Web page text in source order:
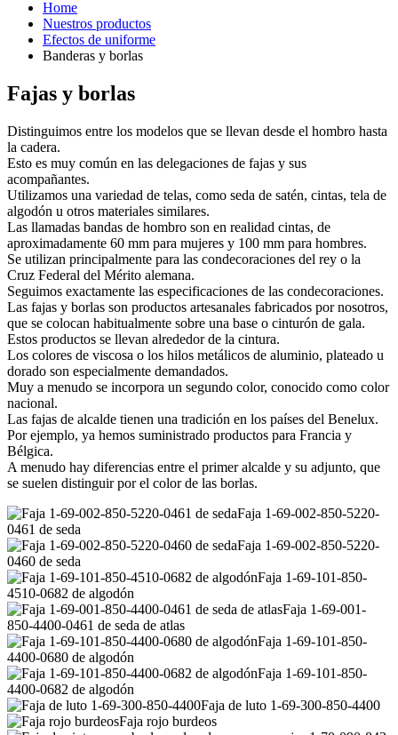
Home
Nuestros productos
Efectos de uniforme
Banderas y borlas
Fajas y borlas
Distinguimos entre los modelos que se llevan desde el hombro hasta
la cadera.
Esto es muy común en las delegaciones de fajas y sus
acompañantes.
Utilizamos una variedad de telas, como seda de satén, cintas, tela de
algodón u otros materiales similares.
Las llamadas bandas de hombro son en realidad cintas, de
aproximadamente 60 mm para mujeres y 100 mm para hombres.
Se utilizan principalmente para las condecoraciones del rey o la
Cruz Federal del Mérito alemana.
Seguimos exactamente las especificaciones de las condecoraciones.
Las fajas y borlas son productos artesanales fabricados por nosotros,
que se colocan habitualmente sobre una base o cinturón de gala.
Estos productos se llevan alrededor de la cintura.
Los colores de viscosa o los hilos metálicos de aluminio, plateado u
dorado son especialmente demandados.
Muy a menudo se incorpora un segundo color, conocido como color
nacional.
Las fajas de alcalde tienen una tradición en los países del Benelux.
Por ejemplo, ya hemos suministrado productos para Francia y
Bélgica.
A menudo hay diferencias entre el primer alcalde y su adjunto, que
se suelen distinguir por el color de las borlas.
Faja 1-69-002-850-5220-
0461 de seda
Faja 1-69-002-850-5220-
0460 de seda
Faja 1-69-101-850-
4510-0682 de algodón
Faja 1-69-001-
850-4400-0461 de seda de atlas
Faja 1-69-101-850-
4400-0680 de algodón
Faja 1-69-101-850-
4400-0682 de algodón
Faja de luto 1-69-300-850-4400
Faja rojo burdeos